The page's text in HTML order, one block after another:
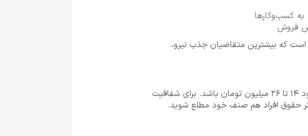
به کسب‌وکارها
فروش
است که بیشترین متقاضیان جذب نیرو،
پیش‌بینی می‌شود حقوق و دستمزد یک کارشناس تبلیغات که در شهر تهران فعالیت می‌کند، ماهیانه حدود 14 تا 26 میلیون تومان باشد. برای شفافیت
حقوق افراد هم صنف خود مطلع شوید.